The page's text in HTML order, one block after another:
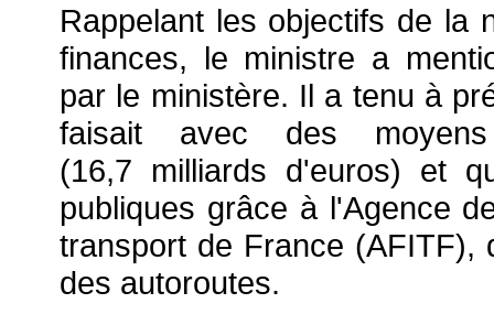
Rappelant les objectifs de la
finances, le ministre a
par le ministère. Il a tenu à
faisait avec des moyens
(16,7 milliards d'euros) et
publiques grâce à l'Agence
transport de France (AFITF),
des autoroutes.